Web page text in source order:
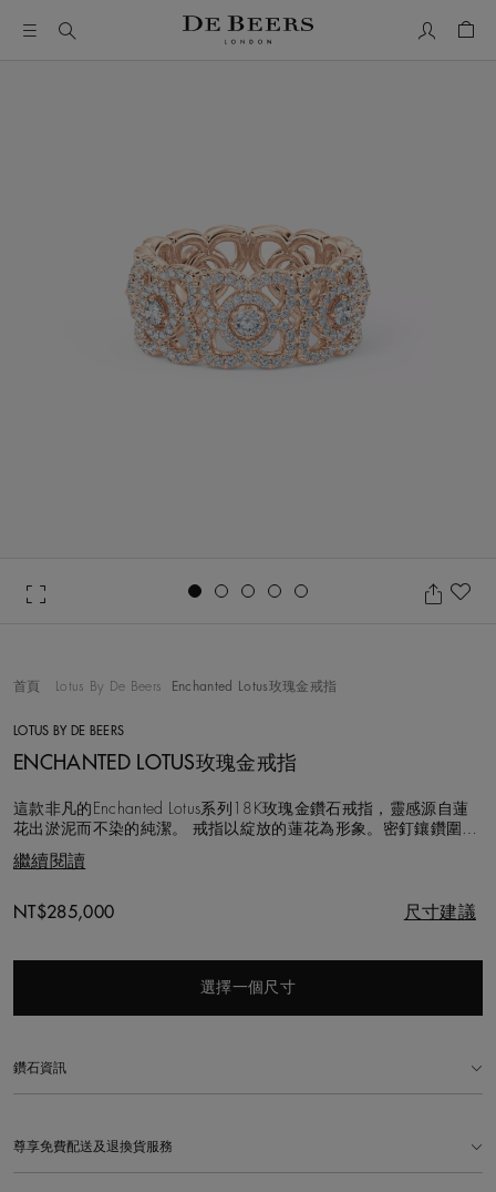
首頁 Lotus By De Beers Enchanted Lotus玫瑰金戒指
LOTUS BY DE BEERS
ENCHANTED LOTUS玫瑰金戒指
這款非凡的Enchanted Lotus系列18K玫瑰金鑽石戒指，靈感源自蓮
花出淤泥而不染的純潔。 戒指以綻放的蓮花為形象。密釘鑲鑽圍繞
301顆圓形明亮式鑽石，鑽石總重約1.22克拉。選用的每顆鑽石都
繼續閱讀
Original price
NT$285,000 尺寸建議
選擇一個尺寸
鑽石資訊
尊享免費配送及退換貨服務